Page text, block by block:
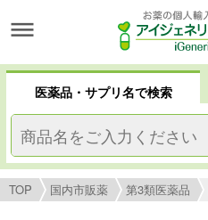
医薬品・サプリ名で検索
TOP 国内市販薬 第3類医薬品